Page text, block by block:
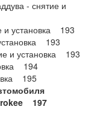
- снятие и
и установка 193
193
и установка 193
194
195
197